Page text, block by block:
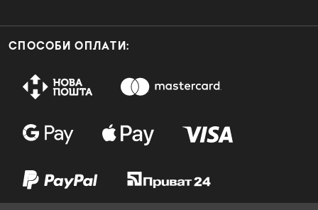
СПОСОБИ ОПЛАТИ: